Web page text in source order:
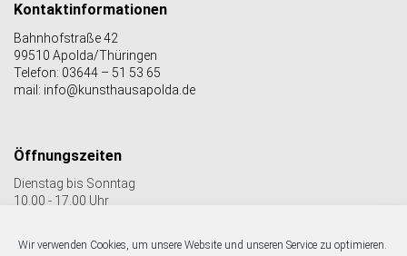
Wir verwenden Cookies, um unsere Website und unseren Service zu optimieren.
Kontaktinformationen
Bahnhofstraße 42
99510 Apolda/Thüringen
Telefon: 03644 – 51 53 65
mail: info@kunsthausapolda.de
Öffnungszeiten
Dienstag bis Sonntag
10.00 - 17.00 Uhr